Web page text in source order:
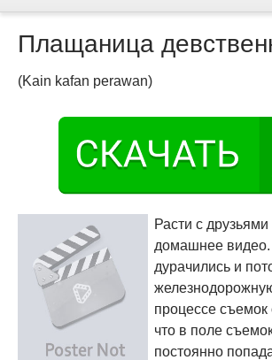
Плащаница
(Kain kafan perawan)
Расти с
домашнее видео.
дурачились и
процессе
что в поле
постоянно